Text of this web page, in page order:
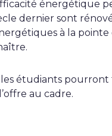
énergétique
dernier sont
à la
les étudiants
au cadre.